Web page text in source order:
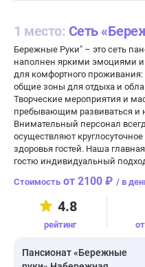
1 место: Сеть
Бережные Руки" – это сеть
наполнен яркими эмоциями и
для комфортного
общие зоны для отдыха и
Творческие мероприятия и
пребывающим развиваться и
Внимательный персонал
осуществляют
здоровья гостей. Наша
гостю индивидуальный
4.8
рейтинг
от 2100 ₽ / в
Пансионат «Бережные